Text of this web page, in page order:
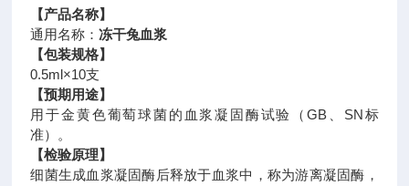
【产品名称】
通用名称：冻干兔血浆
【包装规格】
0.5ml×10支
【预期用途】
用于金黄色葡萄球菌的血浆凝固酶试验（GB、SN标
准）。
【检验原理】
细菌生成血浆凝固酶后释放于血浆中，称为游离凝固酶，